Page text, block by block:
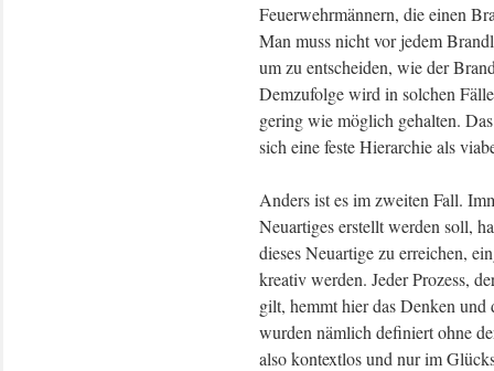
Feuerwehrmännern, die einen
Man muss nicht vor jedem
um zu entscheiden, wie der
Demzufolge wird in solchen
gering wie möglich gehalten.
sich eine feste Hierarchie als
Anders ist es im zweiten Fall.
Neuartiges erstellt werden soll,
dieses Neuartige zu erreichen,
kreativ werden. Jeder Prozess,
gilt, hemmt hier das Denken
wurden nämlich definiert ohne
also kontextlos und nur im